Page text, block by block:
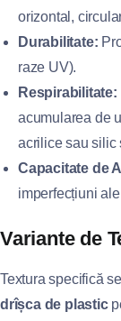
orizontal,
Durabilitate:
raze UV).
Respirabilitate:
acumularea de
acrilice sau silic
Capacitate de
imperfecțiuni
Variante de
Textura specifică
drîșca de plastic